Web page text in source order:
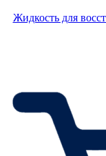
Жидкость для